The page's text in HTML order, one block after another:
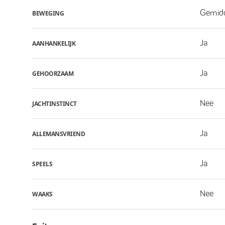
BEWEGING
AANHANKELIJK Ja
GEHOORZAAM Ja
JACHTINSTINCT Nee
ALLEMANSVRIEND Ja
SPEELS Ja
WAAKS Nee